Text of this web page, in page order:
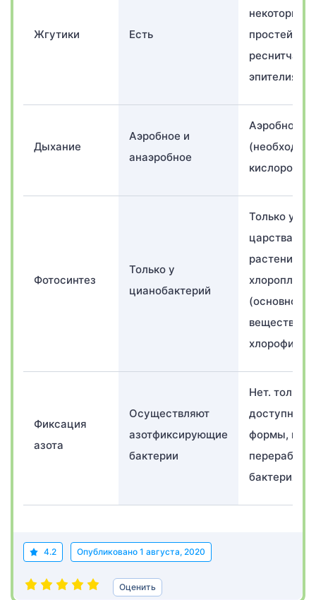
Жгутики Есть
некоторых
простейших
эпителия
Дыхание
Аэробное и
анаэробное
Аэробное
(необходим
кислород)
Фотосинтез
Только у
цианобактерий
Только у
царства
растений в
(основное
вещество –
хлорофилл)
Фиксация
азота
Осуществляют
азотфиксирующие
бактерии
Нет. только
доступные
формы,
переработки
бактериями
4.2 Опубликовано 1 августа, 2020
Оценить